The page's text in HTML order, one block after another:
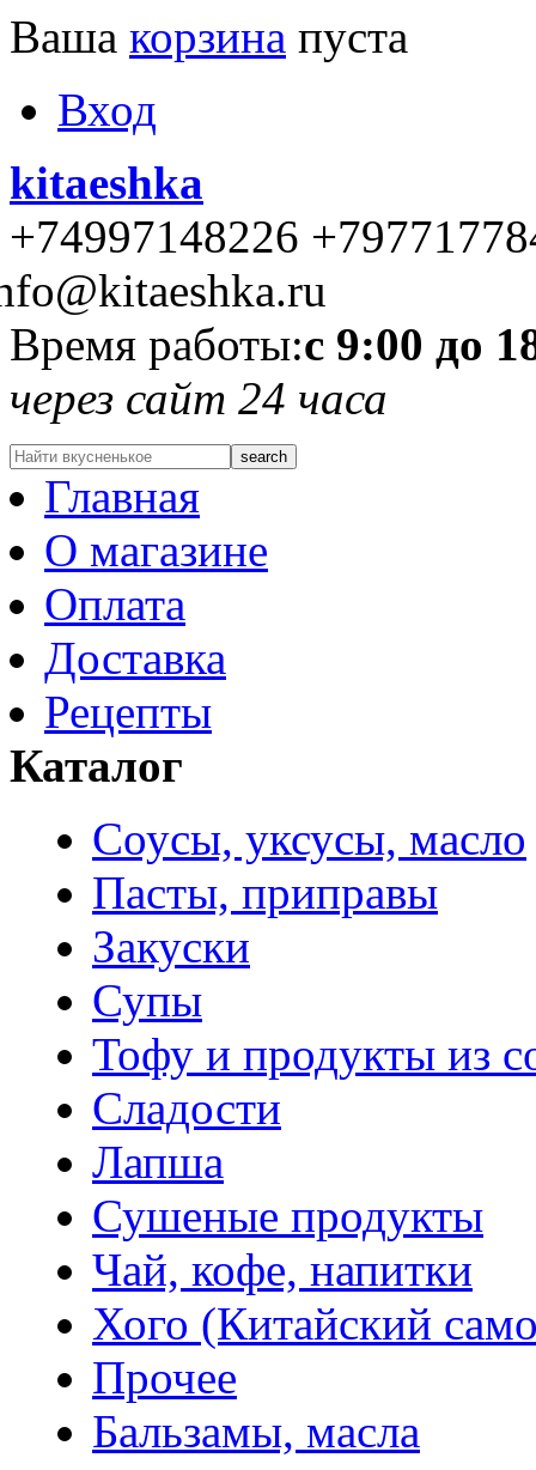
Ваша корзина пуста
Вход
kitaeshka
+74997148226
Время работы:с 9:00 до
через сайт 24 часа
Главная
О магазине
Оплата
Доставка
Рецепты
Каталог
Соусы, уксусы, масло
Пасты, приправы
Закуски
Супы
Тофу и продукты из
Сладости
Лапша
Сушеные продукты
Чай, кофе, напитки
Хого (Китайский
Прочее
Бальзамы, масла